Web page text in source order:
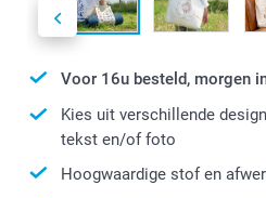
Voor 16u besteld, morgen
Kies uit verschillende
tekst en/of foto
Hoogwaardige stof en